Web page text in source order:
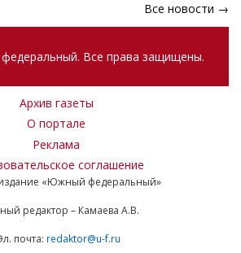
Все новости →
Все права защищены.
Архив газеты
О портале
Реклама
соглашение
«Южный федеральный»
редактор – Камаева А.В.
почта: redaktor@u-f.ru